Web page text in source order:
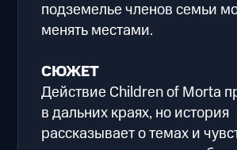
подземелье членов семьи
менять местами.
СЮЖЕТ
Действие Children of Morta
в дальних краях, но история
рассказывает о темах и